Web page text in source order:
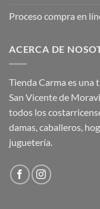
Proceso compra en
ACERCA DE
Tienda Carma es una
San Vicente de
todos los
damas, caballeros,
juguetería.